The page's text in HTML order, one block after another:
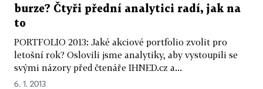
burze? Čtyři přední analytici radí, jak na
to
PORTFOLIO 2013: Jaké akciové portfolio zvolit pro
letošní rok? Oslovili jsme analytiky, aby vystoupili se
svými názory před čtenáře IHNED.cz a...
6. 1. 2013